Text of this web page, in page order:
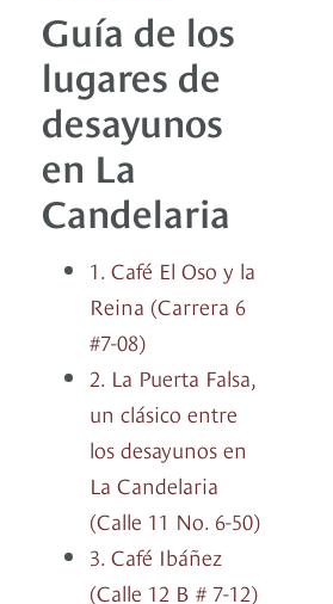
Guía de los
lugares de
desayunos
en La
Candelaria
1. Café El Oso y la
Reina (Carrera 6
#7-08)
2. La Puerta Falsa,
un clásico entre
los desayunos en
La Candelaria
(Calle 11 No. 6-50)
3. Café Ibáñez
(Calle 12 B # 7-12)